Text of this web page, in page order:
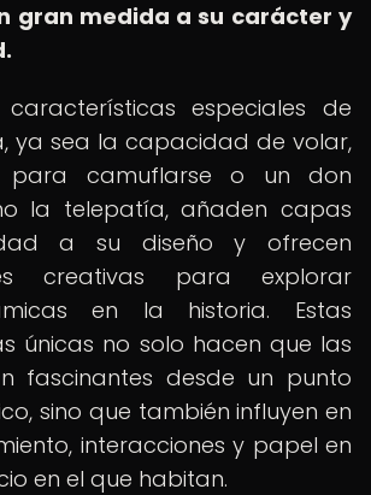
gran medida a su carácter y
especiales de
ya sea la capacidad de volar,
para camuflarse o un don
la telepatía, añaden capas
a su diseño y ofrecen
creativas para explorar
en la historia. Estas
únicas no solo hacen que las
fascinantes desde un punto
sino que también influyen en
interacciones y papel en
en el que habitan.